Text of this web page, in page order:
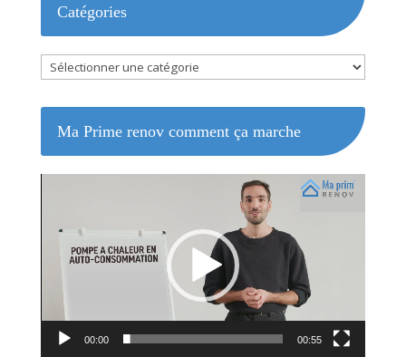
Catégories
Catégories
Ma Prime renov comment ça marche
00:00 00:55